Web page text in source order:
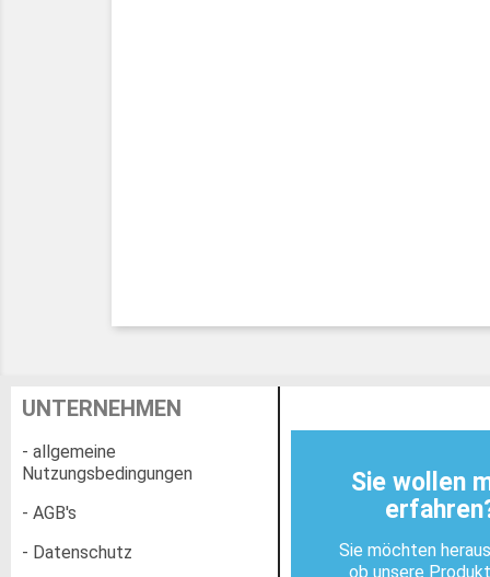
UNTERNEHMEN
- allgemeine
Nutzungsbedingungen
- AGB's
- Datenschutz
Sie wollen
Sie möchten
ob unsere